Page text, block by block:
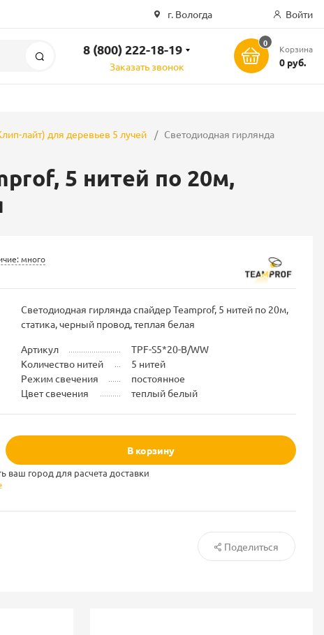
г. Вологда Войти
8 (800) 222-18-19
Заказать звонок
0
Корзина
0 руб.
лайт) для деревьев 5 лучей
Светодиодная гирлянда
5 нитей по 20м,
много
Светодиодная гирлянда спайдер Teamprof, 5 нитей по 20м,
статика, черный провод, теплая белая
Артикул
TPF-S5*20-B/WW
Количество нитей
5 нитей
Режим свечения
постоянное
Цвет свечения
теплый белый
В корзину
ваш город для расчета доставки
Поделиться